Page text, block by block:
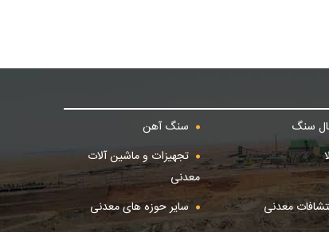
سنگ
سنگ آهن
تجهیزات و ماشین آلات
معدنی
معدنی
سایر حوزه های معدنی